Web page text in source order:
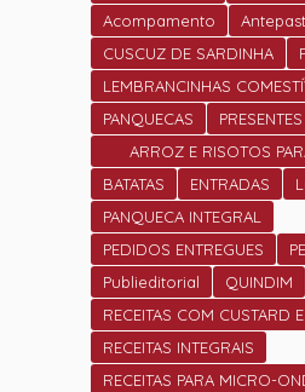
Acompamento
CUSCUZ DE SARDINHA
LEMBRANCINHAS
PANQUECAS
PRESENTES
ARROZ E RISOTOS
NOVO
BATATAS ENTRADAS
PANQUECA INTEGRAL
PEDIDOS ENTREGUES
Publieditorial
QUINDIM
RECEITAS COM CUSTARD
RECEITAS INTEGRAIS
RECEITAS PARA MICRO-